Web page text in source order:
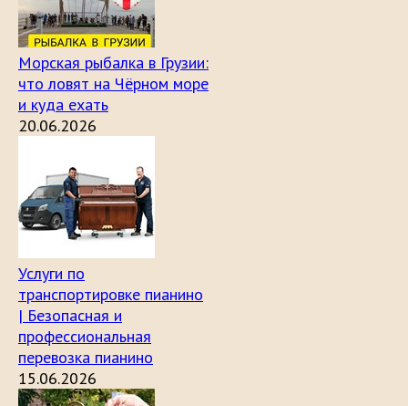
Морская рыбалка в Грузии:
что ловят на Чёрном море
и куда ехать
20.06.2026
Услуги по
транспортировке пианино
| Безопасная и
профессиональная
перевозка пианино
15.06.2026